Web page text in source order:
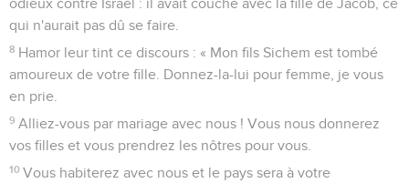
odieux contre Israël : il avait couché avec la fille de Jacob, ce
qui n'aurait pas dû se faire.
8 Hamor leur tint ce discours : « Mon fils Sichem est tombé
amoureux de votre fille. Donnez-la-lui pour femme, je vous
en prie.
9 Alliez-vous par mariage avec nous ! Vous nous donnerez
vos filles et vous prendrez les nôtres pour vous.
10 Vous habiterez avec nous et le pays sera à votre